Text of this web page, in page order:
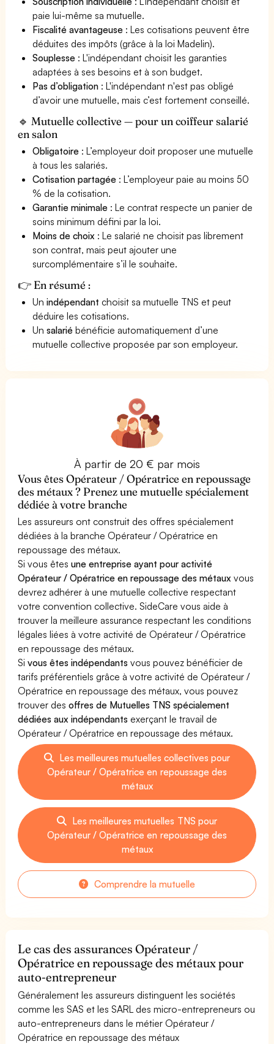
paie lui-même sa mutuelle.
Fiscalité avantageuse : Les cotisations peuvent être
déduites des impôts (grâce à la loi Madelin).
Souplesse : L'indépendant choisit les garanties
adaptées à ses besoins et à son budget.
Pas d’obligation : L'indépendant n'est pas obligé
d’avoir une mutuelle, mais c’est fortement conseillé.
🔹 Mutuelle collective — pour un coiffeur salarié
en salon
Obligatoire : L’employeur doit proposer une mutuelle
à tous les salariés.
Cotisation partagée : L’employeur paie au moins 50
% de la cotisation.
Garantie minimale : Le contrat respecte un panier de
soins minimum défini par la loi.
Moins de choix : Le salarié ne choisit pas librement
son contrat, mais peut ajouter une
surcomplémentaire s’il le souhaite.
👉 En résumé :
Unindépendant choisit sa mutuelle TNS et peut
déduire les cotisations.
Unsalarié bénéficie automatiquement d’une
mutuelle collective proposée par son employeur.
À partir de 20 € par mois
Vous êtes Opérateur / Opératrice en repoussage
des métaux ? Prenez une mutuelle spécialement
dédiée à votre branche
Les assureurs ont construit des offres spécialement
dédiées à la branche Opérateur / Opératrice en
repoussage des métaux.
Si vous êtesune entreprise ayant pour activité
Opérateur / Opératrice en repoussage des métaux vous
devrez adhérer à une mutuelle collective respectant
votre convention collective. SideCare vous aide à
trouver la meilleure assurance respectant les conditions
légales liées à votre activité de Opérateur / Opératrice
en repoussage des métaux.
Sivous êtes indépendants vous pouvez bénéficier de
tarifs préférentiels grâce à votre activité de Opérateur /
Opératrice en repoussage des métaux, vous pouvez
trouver desoffres de Mutuelles TNS spécialement
dédiées aux indépendants exerçant le travail de
Opérateur / Opératrice en repoussage des métaux.
Les meilleures mutuelles collectives pour
Opérateur / Opératrice en repoussage des
métaux
Les meilleures mutuelles TNS pour
Opérateur / Opératrice en repoussage des
métaux
Comprendre la mutuelle
Le cas des assurances Opérateur /
Opératrice en repoussage des métaux pour
auto-entrepreneur
Généralement les assureurs distinguent les sociétés
comme les SAS et les SARL des micro-entrepreneurs ou
auto-entrepreneurs dans le métier Opérateur /
Opératrice en repoussage des métaux